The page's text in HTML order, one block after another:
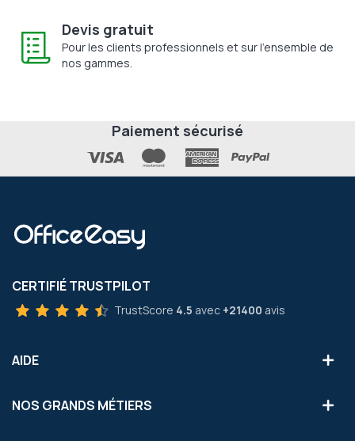
Devis gratuit
Pour les clients professionnels et sur l'ensemble de
nos gammes.
Paiement sécurisé
CERTIFIÉ TRUSTPILOT
TrustScore 4.5 avec +21400 avis
AIDE
NOS GRANDS MÉTIERS